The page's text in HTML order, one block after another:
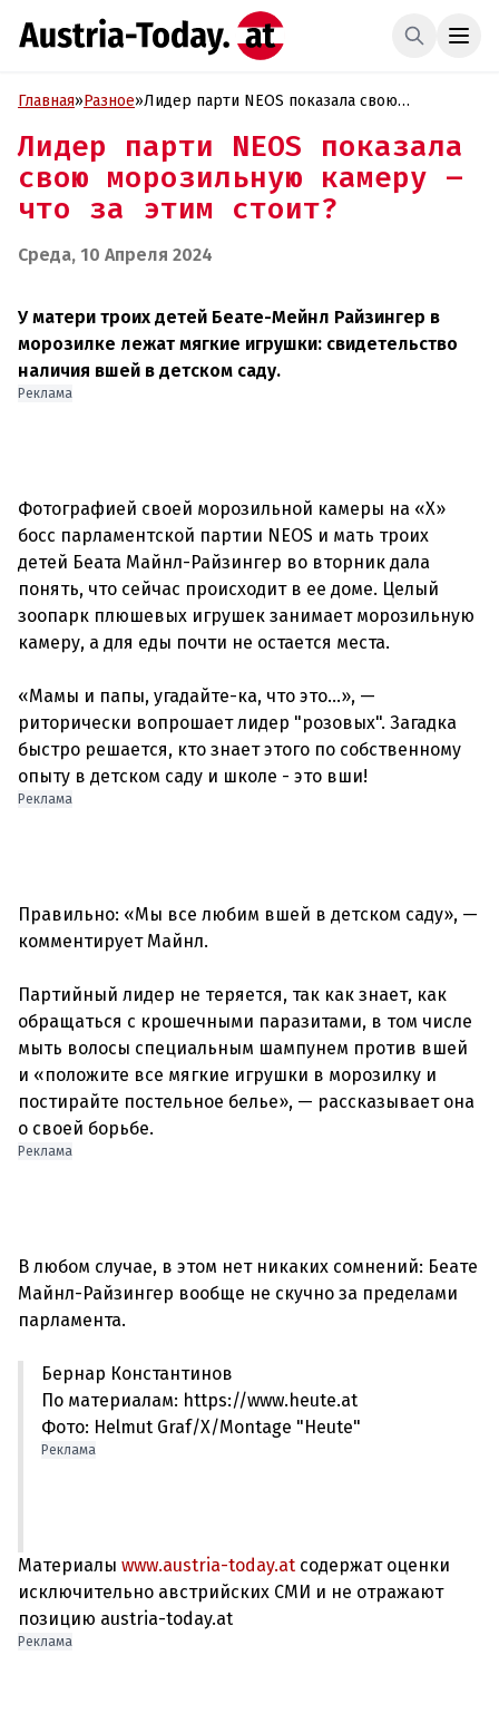
Главная»Разное»Лидер парти NEOS показала свою
Лидер парти NEOS показала
свою морозильную камеру –
что за этим стоит?
Среда, 10 Апреля 2024
У матери троих детей Беате-Мейнл Райзингер в
морозилке лежат мягкие игрушки: свидетельство
наличия вшей в детском саду.
Реклама
Фотографией своей морозильной камеры на «X»
босс парламентской партии NEOS и мать троих
детей Беата Майнл-Райзингер во вторник дала
понять, что сейчас происходит в ее доме. Целый
зоопарк плюшевых игрушек занимает морозильную
камеру, а для еды почти не остается места.
«Мамы и папы, угадайте-ка, что это…», —
риторически вопрошает лидер "розовых". Загадка
быстро решается, кто знает этого по собственному
Реклама
Правильно: «Мы все любим вшей в детском саду», —
комментирует Майнл.
Партийный лидер не теряется, так как знает, как
обращаться с крошечными паразитами, в том числе
мыть волосы специальным шампунем против вшей
и «положите все мягкие игрушки в морозилку и
постирайте постельное белье», — рассказывает она
Реклама
В любом случае, в этом нет никаких сомнений: Беате
Майнл-Райзингер вообще не скучно за пределами
Бернар Константинов
По материалам: https://www.heute.at
Фото: Helmut Graf/X/Montage "Heute"
Реклама
Материалы www.austria-today.at содержат оценки
исключительно австрийских СМИ и не отражают
позицию austria-today.at
Реклама